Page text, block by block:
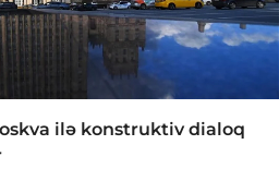
ilə konstruktiv dialoq